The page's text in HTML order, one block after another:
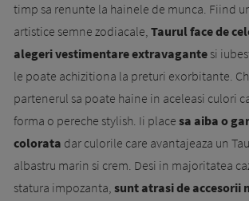
timp sa renunte la hainele de munca. Fiind
artistice semne zodiacale, Taurul face de
alegeri vestimentare extravagantesi
le poate achizitiona la preturi exorbitante.
partenerul sa poate haine in aceleasi culori
forma o pereche stylish. Ii place sa aiba o
colorata dar culorile care avantajeaza un
albastru marin si crem. Desi in majoritatea
statura impozanta, sunt atrasi de accesorii